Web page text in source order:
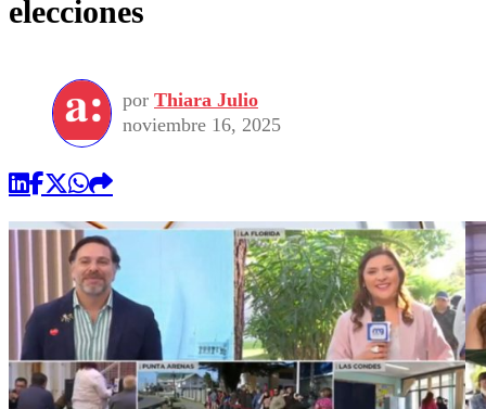
elecciones
por Thiara Julio
noviembre 16, 2025